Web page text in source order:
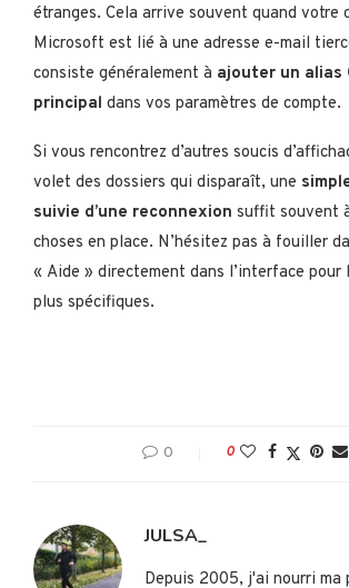
étranges. Cela arrive souvent quand votre
Microsoft est lié à une adresse e-mail
consiste généralement à ajouter un alias
principal dans vos paramètres de compte.
Si vous rencontrez d’autres soucis
volet des dossiers qui disparaît, une
suivie d’une reconnexion suffit souvent
choses en place. N’hésitez pas à fouiller
« Aide » directement dans l’interface pour
plus spécifiques.
0 0
JULSA_
Depuis 2005, j'ai nourri ma